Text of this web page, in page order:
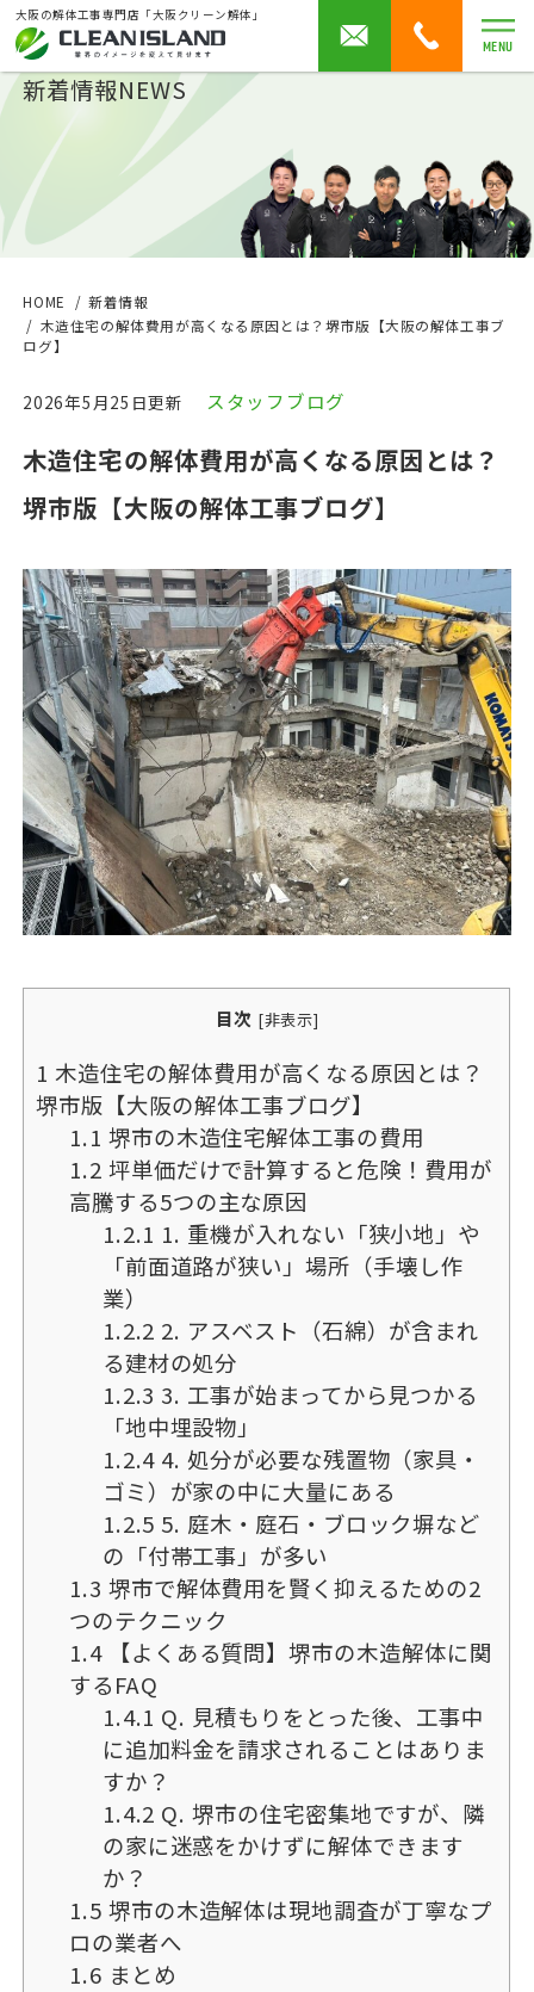
大阪の解体工事専門店「大阪クリーン解体」
MENU
新着情報NEWS
HOME
新着情報
木造住宅の解体費用が高くなる原因とは？堺市版【大阪の解体工事ブ
ログ】
2026年5月25日更新 スタッフブログ
木造住宅の解体費用が高くなる原因とは？
堺市版【大阪の解体工事ブログ】
目次 [非表示]
1 木造住宅の解体費用が高くなる原因とは？
堺市版【大阪の解体工事ブログ】
1.1 堺市の木造住宅解体工事の費用
1.2 坪単価だけで計算すると危険！費用が
高騰する5つの主な原因
1.2.1 1. 重機が入れない「狭小地」や
「前面道路が狭い」場所（手壊し作
業）
1.2.2 2. アスベスト（石綿）が含まれ
る建材の処分
1.2.3 3. 工事が始まってから見つかる
「地中埋設物」
1.2.4 4. 処分が必要な残置物（家具・
ゴミ）が家の中に大量にある
1.2.5 5. 庭木・庭石・ブロック塀など
の「付帯工事」が多い
1.3 堺市で解体費用を賢く抑えるための2
つのテクニック
1.4【よくある質問】堺市の木造解体に関
するFAQ
1.4.1 Q. 見積もりをとった後、工事中
に追加料金を請求されることはありま
すか？
1.4.2 Q. 堺市の住宅密集地ですが、隣
の家に迷惑をかけずに解体できます
か？
1.5 堺市の木造解体は現地調査が丁寧なプ
ロの業者へ
1.6 まとめ